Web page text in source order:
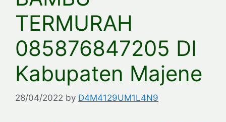
TERMURAH
085876847205 DI
Kabupaten Majene
28/04/2022 by D4M4129UM1L4N9